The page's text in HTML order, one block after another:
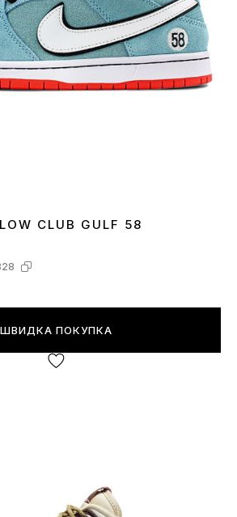
434445 CLUB GULF 58
ШВИДКА ПОКУПКА